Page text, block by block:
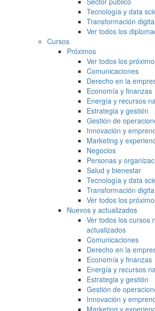
Tecnología y data
Transformación digital
Ver todos los
Cursos
Próximos
Ver todos los
Comunicaciones
Derecho en la
Economía y finanzas
Energía y recursos
Estrategia y gestión
Gestión de
Innovación y
Marketing y
Negocios
Personas y
Salud y bienestar
Tecnología y data
Transformación digital
Ver todos los
Nuevos y actualizados
Ver todos los cursos
actualizados
Comunicaciones
Derecho en la
Economía y finanzas
Energía y recursos
Estrategia y gestión
Gestión de
Innovación y